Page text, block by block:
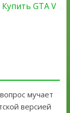
Купить GTA V
мучает
версией